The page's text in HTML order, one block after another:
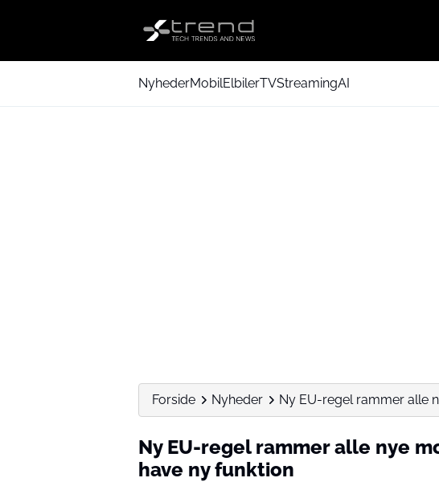
NyhederMobilElbilerTVStreamingAI
Forside Nyheder Ny EU-regel rammer alle
Ny EU-regel rammer alle nye
have ny funktion